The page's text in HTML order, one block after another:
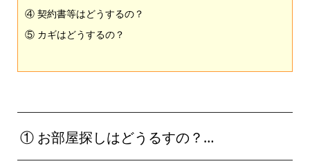
④ 契約書等はどうするの？
⑤ カギはどうするの？
① お部屋探しはどうるすの？…